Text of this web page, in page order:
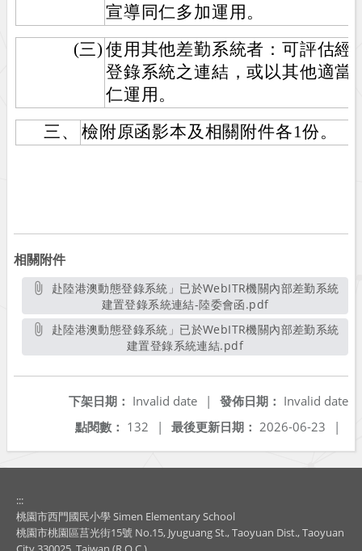
宣導同仁多加運用。
(三) 使用其他差勤系統者：可評估經
登錄系統之連結，或以其他適當
仁運用。
三、
檢附原函影本及相關附件各1份。
相關附件
建置登錄系統連結-陸委會函.pdf另開新視窗
建置登錄系統連結.pdf另開新視窗
發佈日期： Invalid date
下架日期： Invalid date
|
最後更新日期： 2026-06-23 |
點閱數： 132 |
:::
桃園市西門國民小學 Simen Elementary School
桃園市桃園區莒光街15號 No.15, Jyuguang St., Taoyuan Dist., Taoyuan